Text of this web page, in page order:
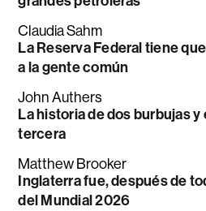
Claudia Sahm
La Reserva Federal tiene
a la gente común
John Authers
La historia de dos burbujas y
tercera
Matthew Brooker
Inglaterra fue, después de
del Mundial 2026